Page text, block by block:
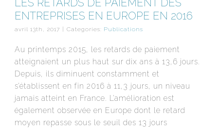
LES RETARDS DE PAIEMENT DES
ENTREPRISES EN EUROPE EN 2016
avril 13th, 2017 Categories: Publications
Au printemps 2015, les retards de paiement
atteignaient un plus haut sur dix ans à 13,6 jours.
Depuis, ils diminuent constamment et
s’établissent en fin 2016 à 11,3 jours, un niveau
jamais atteint en France. L’amélioration est
également observée en Europe dont le retard
moyen repasse sous le seuil des 13 jours